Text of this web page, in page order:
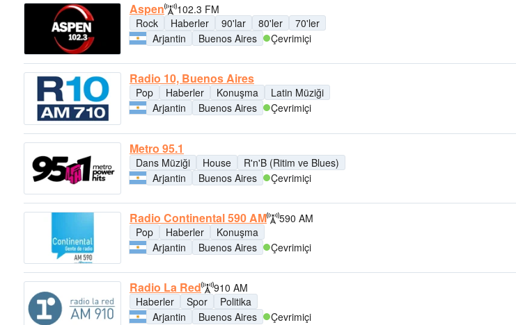
Aspen
102.3 FM
Rock
Haberler 90'lar 80'ler
70'ler
Arjantin
Buenos Aires Çevrimiçi
Radio 10, Buenos Aires
Pop Haberler Konuşma
Latin Müziği
Arjantin
Buenos Aires Çevrimiçi
Metro 95.1
Dans Müziği House
R'n'B (Ritim ve Blues)
Arjantin
Buenos Aires Çevrimiçi
Radio Continental 590 AM
590 AM
Pop
Haberler
Konuşma
Arjantin
Buenos Aires Çevrimiçi
Radio La Red
910 AM
Haberler
Spor
Politika
Arjantin
Buenos Aires Çevrimiçi